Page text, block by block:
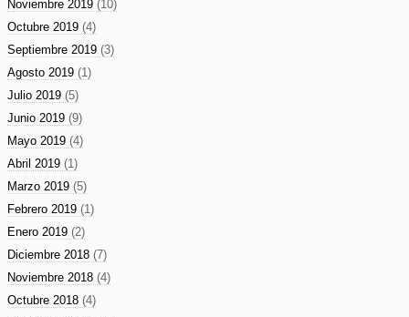
Noviembre 2019 (10)
Octubre 2019 (4)
Septiembre 2019 (3)
Agosto 2019 (1)
Julio 2019 (5)
Junio 2019 (9)
Mayo 2019 (4)
Abril 2019 (1)
Marzo 2019 (5)
Febrero 2019 (1)
Enero 2019 (2)
Diciembre 2018 (7)
Noviembre 2018 (4)
Octubre 2018 (4)